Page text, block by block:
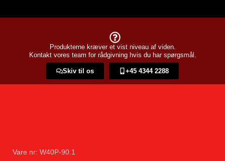
Produkterne kræver et vist niveau af viden.
Kontakt vores team for rådgivning hvis du har spørgsmål.
Skiv til os +45 4344 2288​
Vare nr: W40P-90.1